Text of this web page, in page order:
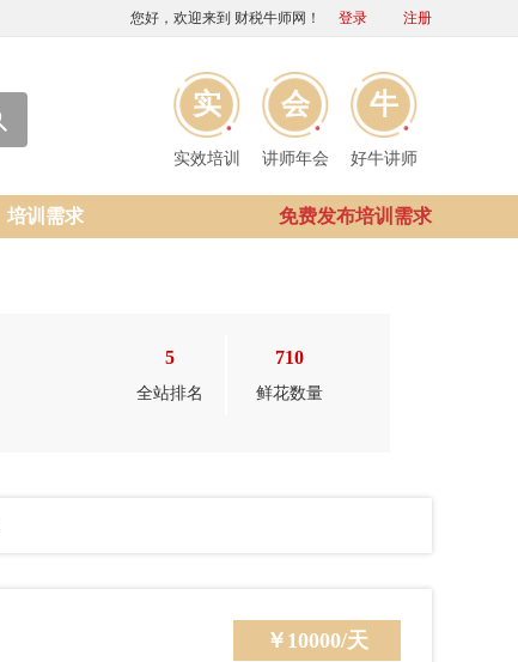
您好，欢迎来到 财税牛师网！ 登录 注册
实
实效培训
会
讲师年会
牛
好牛讲师
培训需求 免费发布培训需求
5
全站排名
710
鲜花数量
￥ 10000/天